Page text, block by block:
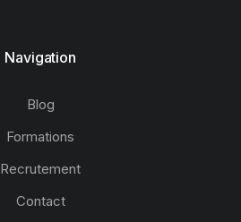
Navigation
Blog
Formations
Recrutement
Contact